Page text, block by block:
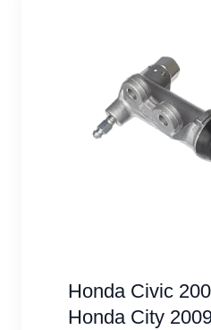
Honda Civic
Honda City